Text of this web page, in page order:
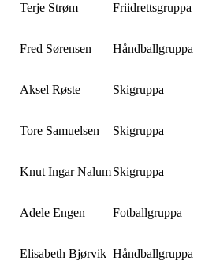
Terje Strøm Friidrettsgruppa
Fred Sørensen Håndballgruppa
Aksel Røste Skigruppa
Tore Samuelsen Skigruppa
Knut Ingar NalumSkigruppa
Adele Engen Fotballgruppa
Elisabeth Bjørvik Håndballgruppa